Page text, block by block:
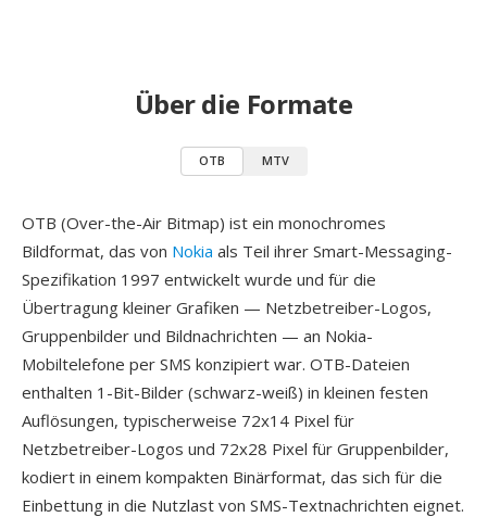
Über die Formate
OTB MTV
OTB (Over-the-Air Bitmap) ist ein monochromes
Bildformat, das von Nokia als Teil ihrer Smart-Messaging-
Spezifikation 1997 entwickelt wurde und für die
Übertragung kleiner Grafiken — Netzbetreiber-Logos,
Gruppenbilder und Bildnachrichten — an Nokia-
Mobiltelefone per SMS konzipiert war. OTB-Dateien
enthalten 1-Bit-Bilder (schwarz-weiß) in kleinen festen
Auflösungen, typischerweise 72x14 Pixel für
Netzbetreiber-Logos und 72x28 Pixel für Gruppenbilder,
kodiert in einem kompakten Binärformat, das sich für die
Einbettung in die Nutzlast von SMS-Textnachrichten eignet.